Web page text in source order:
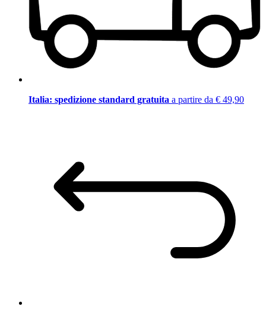
Italia: spedizione standard gratuita a partire da € 49,90